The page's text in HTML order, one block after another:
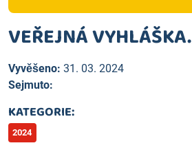
VEŘEJNÁ VYHLÁŠKA.
Vyvěšeno: 31. 03. 2024
Sejmuto:
KATEGORIE:
2024